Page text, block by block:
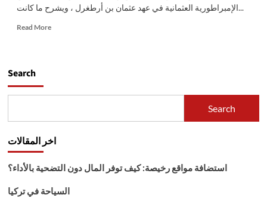
الإمبراطورية العثمانية في عهد عثمان بن أرطغرل ، ويشرح ما كانت...
Read MoreRead
قيامة
مدبلجة
عشق
عثمان
Search
Search
اخر المقالات
استضافة مواقع رخيصة: كيف توفر المال دون التضحية بالأداء؟
السياحة في تركيا